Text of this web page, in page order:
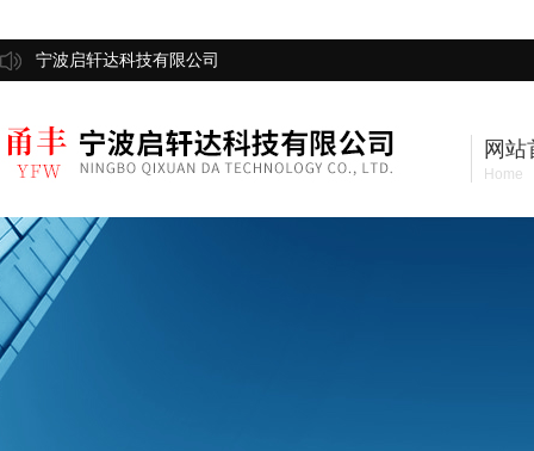
宁波启轩达科技有限公司
网站
Home